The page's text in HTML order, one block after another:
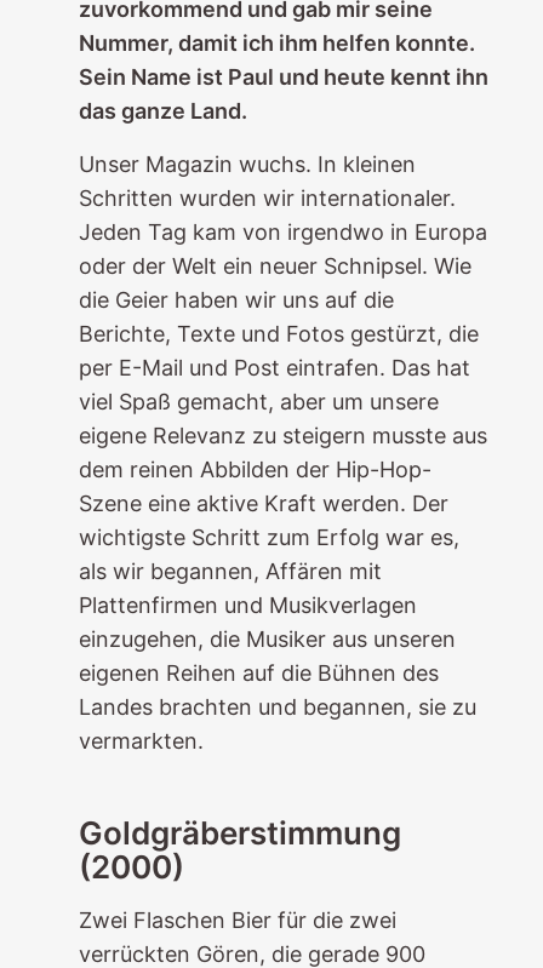
zuvorkommend und gab mir seine
Nummer, damit ich ihm helfen konnte.
Sein Name ist Paul und heute kennt ihn
das ganze Land.
Unser Magazin wuchs. In kleinen
Schritten wurden wir internationaler.
Jeden Tag kam von irgendwo in Europa
oder der Welt ein neuer Schnipsel. Wie
die Geier haben wir uns auf die
Berichte, Texte und Fotos gestürzt, die
per E-Mail und Post eintrafen. Das hat
viel Spaß gemacht, aber um unsere
eigene Relevanz zu steigern musste aus
dem reinen Abbilden der Hip-Hop-
Szene eine aktive Kraft werden. Der
wichtigste Schritt zum Erfolg war es,
als wir begannen, Affären mit
Plattenfirmen und Musikverlagen
einzugehen, die Musiker aus unseren
eigenen Reihen auf die Bühnen des
Landes brachten und begannen, sie zu
vermarkten.
Goldgräberstimmung
(2000)
Zwei Flaschen Bier für die zwei
verrückten Gören, die gerade 900